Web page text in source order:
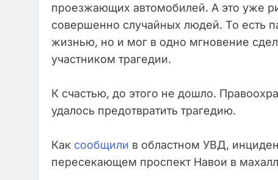
проезжающих автомобилей. А это уже
совершенно случайных людей. То есть
жизнью, но и мог в одно мгновение
участником трагедии.
К счастью, до этого не дошло.
удалось предотвратить трагедию.
Как сообщили в областном УВД,
пересекающем проспект Навои в